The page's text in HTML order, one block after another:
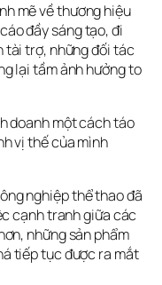
mẽ về thương hiệu
đầy sáng tạo, đi
tài trợ, những đối tác
lại tầm ảnh hưởng to
vị thế của mình
nghiệp thể thao đã
cạnh tranh giữa các
những sản phẩm
tiếp tục được ra mắt